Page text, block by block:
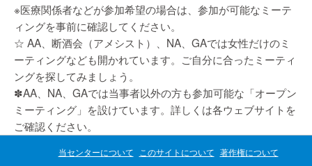
※医療関係者などが参加希望の場合は、参加が可能なミーテ
ィングを事前に確認してください。
☆ AA、断酒会（アメシスト）、NA、GAでは女性だけのミ
ーティングなども開かれています。ご自分に合ったミーティ
ングを探してみましょう。
✽AA、NA、GAでは当事者以外の方も参加可能な「オープン
ミーティング」を設けています。詳しくは各ウェブサイトを
ご確認ください。
当センターについて このサイトについて 著作権について